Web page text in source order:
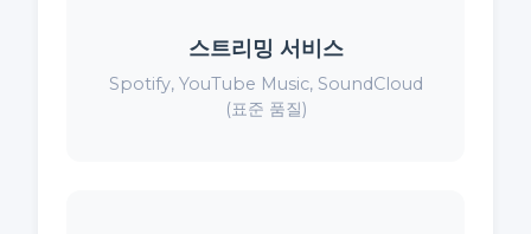
스트리밍 서비스
Spotify, YouTube Music, SoundCloud
(표준 품질)